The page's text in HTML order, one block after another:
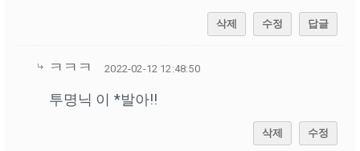
삭제 수정 답글
ㅋㅋㅋ 2022-02-12 12:48:50
투명닉 이 *발아!!
삭제 수정